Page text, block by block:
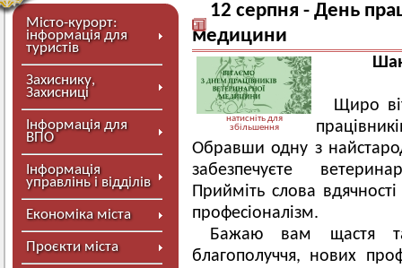
Місто-курорт:
інформація для
туристів
Захиснику,
Захисниці
Інформація для
ВПО
Інформація
управлінь і відділів
Економіка міста
Проєкти міста
12 серпня - День
медицини
натисніть для
збільшення
Щиро
Обравши одну з
забезпечуєте
Прийміть слова
професіоналізм.
Бажаю вам щастя
благополуччя, нових